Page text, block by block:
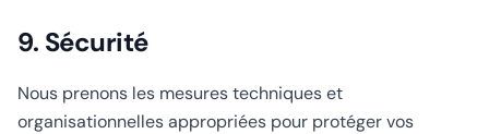
9. Sécurité
Nous prenons les mesures techniques et
organisationnelles appropriées pour protéger vos